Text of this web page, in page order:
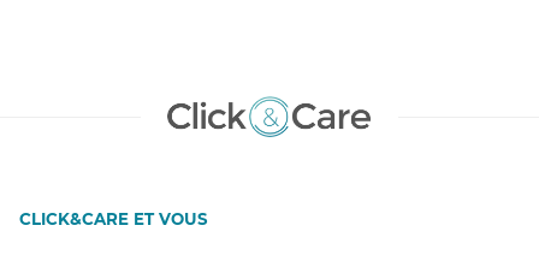
CLICK&CARE ET VOUS